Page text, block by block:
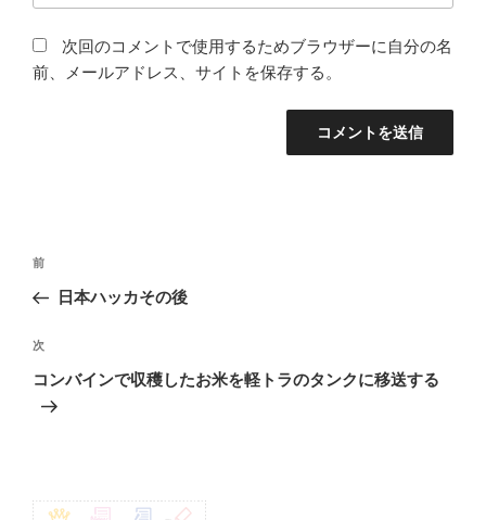
次回のコメントで使用するためブラウザーに自分の名
前、メールアドレス、サイトを保存する。
投
ナ
ビ
ゲ
ー
ン
前
の
稿
前
日本ハッカその後
次
の
次
コンバインで収穫したお米を軽トラのタンクに移送する